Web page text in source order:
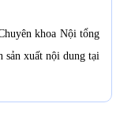
khoa Nội tổng
xuất nội dung tại